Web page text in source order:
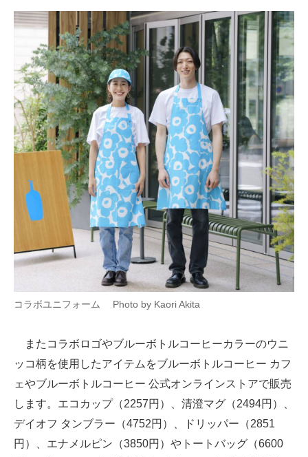
コラボユニフォーム Photo by Kaori Akita
またコラボロゴやブルーボトルコーヒーカラーのウニ
ッコ柄を使用したアイテムをブルーボトルコーヒー カフ
ェやブルーボトルコーヒー 公式オンラインストアで販売
します。エコカップ（2257円）、清澄マグ（2494円）、
デイオフ タンブラー（4752円）、ドリッパー（2851
円）、エナメルピン（3850円）やトートバッグ（6600